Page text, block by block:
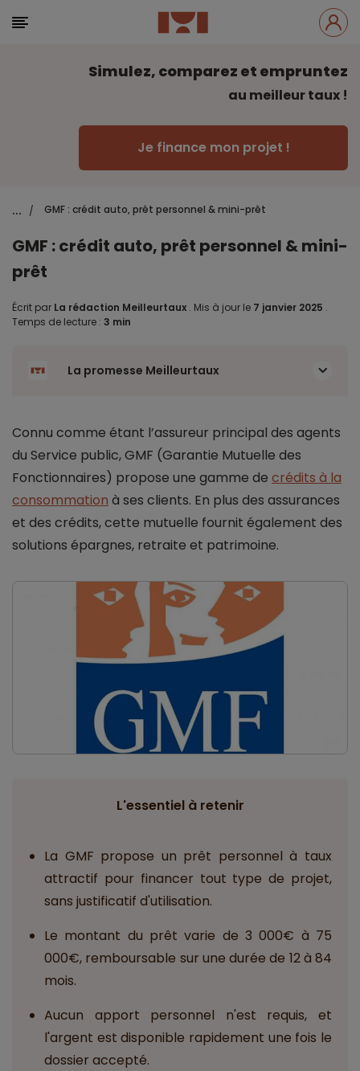
Simulez, comparez et empruntez
au meilleur taux !
Je finance mon projet !
... / GMF : crédit auto, prêt personnel & mini-prêt
GMF : crédit auto, prêt personnel & mini-
prêt
Écrit par La rédaction Meilleurtaux . Mis à jour le 7 janvier 2025 .
Temps de lecture : 3 min
La promesse Meilleurtaux
Connu comme étant l’assureur principal des agents
du Service public, GMF (Garantie Mutuelle des
Fonctionnaires) propose une gamme de crédits à la
consommation à ses clients. En plus des assurances
et des crédits, cette mutuelle fournit également des
solutions épargnes, retraite et patrimoine.
L'essentiel à retenir
La GMF propose un prêt personnel à taux
attractif pour financer tout type de projet,
sans justificatif d'utilisation.
Le montant du prêt varie de 3 000€ à 75
000€, remboursable sur une durée de 12 à 84
mois.
Aucun apport personnel n'est requis, et
l'argent est disponible rapidement une fois le
dossier accepté.